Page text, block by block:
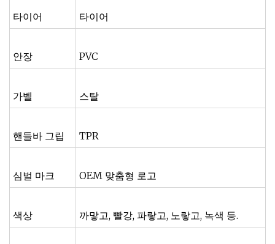
타이어 타이어
안장 PVC
가벨 스탈
핸들바 그립 TPR
심벌 마크 OEM 맞춤형 로고
색상 까맣고, 빨강, 파랗고, 노랗고, 녹색 등.